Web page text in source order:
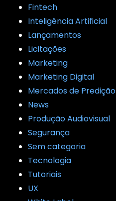
Fintech
Inteligência Artificial
Lançamentos
Licitações
Marketing
Marketing Digital
Mercados de Predição
News
Produção Audiovisual
Segurança
Sem categoria
Tecnologia
Tutoriais
UX